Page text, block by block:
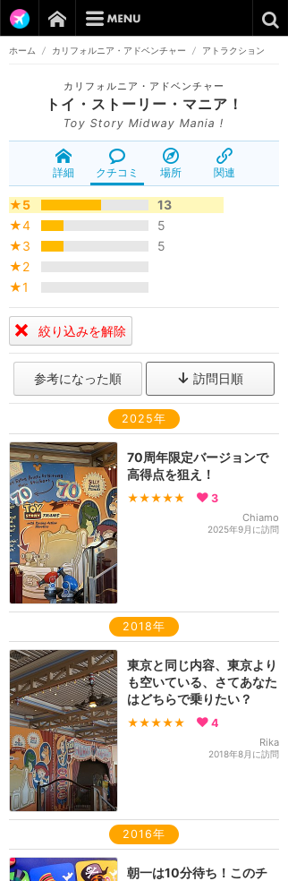
ホーム / カリフォルニア・アドベンチャー / アトラクション
カリフォルニア・アドベンチャー
トイ・ストーリー・マニア！
Toy Story Midway Mania !
詳細 クチコミ 場所 関連
★5
13
★4
5
★3
5
★2
★1
絞り込みを解除
参考になった順 訪問日順
2025年
70周年限定バージョンで
高得点を狙え！
★★★★★ 3
Chiamo
2025年9月に訪問
2018年
東京と同じ内容、東京より
も空いている、さてあなた
はどちらで乗りたい？
★★★★★ 4
Rika
2018年8月に訪問
2016年
朝一は10分待ち！このチ